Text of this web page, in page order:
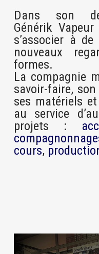
Dans son
Générik
s’associer à
nouveaux
formes.
La compagnie
savoir-faire,
ses matériels
au service
projets :
cours,